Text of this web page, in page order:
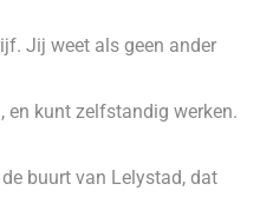
Jij weet als geen ander
en kunt zelfstandig werken.
buurt van Lelystad, dat